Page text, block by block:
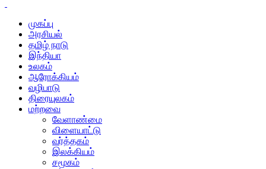
முகப்பு
அரசியல்
தமிழ் நாடு
இந்தியா
உலகம்
ஆரோக்கியம்
வழிபாடு
திரையுலகம்
மற்றவை
வேளாண்மை
விளையாட்டு
வர்த்தகம்
இலக்கியம்
சமூகம்